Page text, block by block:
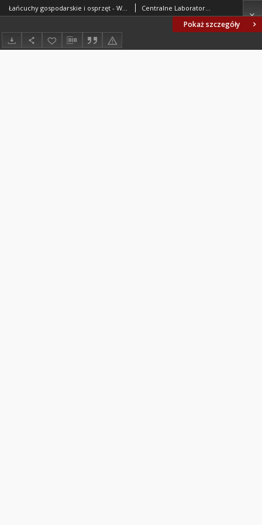
Pokaż szczegóły
Łańcuchy gospodarskie i osprzęt - Wymagania i badania BN-74/5027-01 Centralne Laboratorium Przemysłu Wyrobów Metalowych. Oprac.